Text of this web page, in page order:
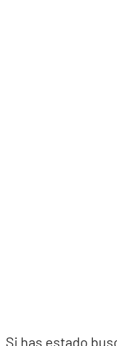
Si has estado